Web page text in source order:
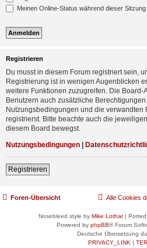
Meinen Online-Status während dieser
Registrieren
Du musst in diesem Forum registriert sein,
Registrierung ist in wenigen Augenblicken
weitere Funktionen zuzugreifen. Die Board-
Benutzern auch zusätzliche
Nutzungsbedingungen und die verwandten
registrierst. Bitte beachte auch die
diesem Board bewegst.
Nutzungsbedingungen |
Registrieren
Foren-Übersicht Alle Cookies
Nosebleed style by Mike Lothar| Ported
Powered by phpBB® Forum
Deutsche Übersetzung
PRIVACY_LINK |